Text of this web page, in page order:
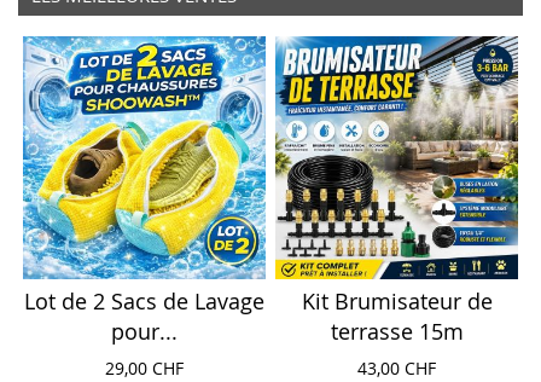
Lot de 2 Sacs de Lavage
pour...
29,00 CHF
Kit Brumisateur de
terrasse 15m
43,00 CHF